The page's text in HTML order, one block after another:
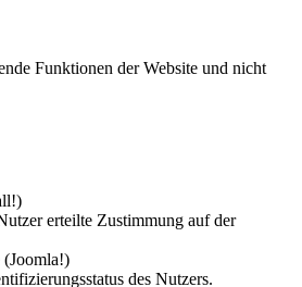
Funktionen der Website und nicht
erteilte Zustimmung auf der
(Joomla!)
des Nutzers.